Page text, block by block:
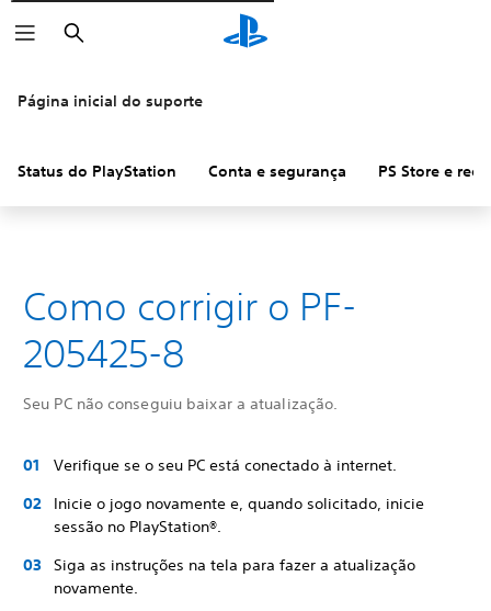
Pesquisar
Página inicial do suporte
Status do PlayStation Conta e segurança PS Store e
Como corrigir o PF-
205425-8
Seu PC não conseguiu baixar a atualização.
Verifique se o seu PC está conectado à internet.
Inicie o jogo novamente e, quando solicitado, inicie
sessão no PlayStation®.
Siga as instruções na tela para fazer a atualização
novamente.